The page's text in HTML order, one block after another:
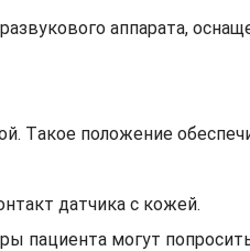
аппарата,
Такое положение
датчика с кожей.
пациента могут